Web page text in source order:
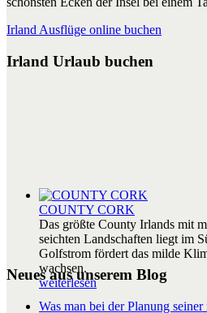
COUNTY CORK
Das größte County Irlands mit
seichten Landschaften liegt im
Golfstrom fördert das milde
wachsen.
weiterlesen
Irland Ausflüge online buchen
Irland Urlaub buchen
Neues aus unserem Blog
Was man bei der Planung